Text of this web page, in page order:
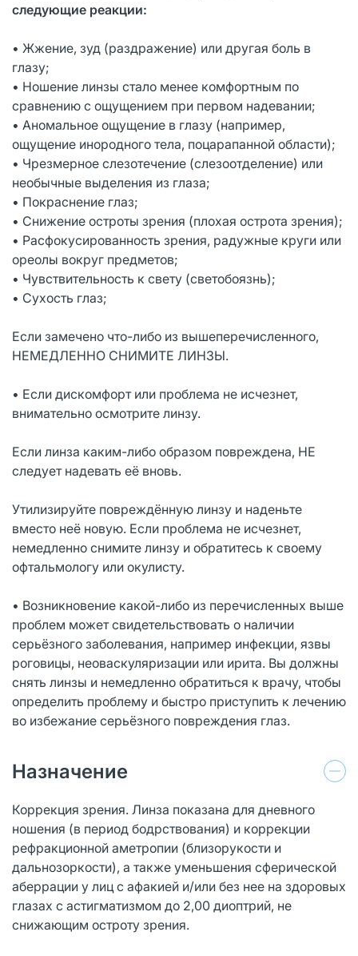
следующие реакции:
• Жжение, зуд (раздражение) или другая боль в
глазу;
• Ношение линзы стало менее комфортным по
сравнению с ощущением при первом надевании;
• Аномальное ощущение в глазу (например,
ощущение инородного тела, поцарапанной области);
• Чрезмерное слезотечение (слезоотделение) или
необычные выделения из глаза;
• Покраснение глаз;
• Снижение остроты зрения (плохая острота зрения);
• Расфокусированность зрения, радужные круги или
ореолы вокруг предметов;
• Чувствительность к свету (светобоязнь);
• Сухость глаз;
Если замечено что-либо из вышеперечисленного,
НЕМЕДЛЕННО СНИМИТЕ ЛИНЗЫ.
• Если дискомфорт или проблема не исчезнет,
внимательно осмотрите линзу.
Если линза каким-либо образом повреждена, НЕ
следует надевать её вновь.
Утилизируйте повреждённую линзу и наденьте
вместо неё новую. Если проблема не исчезнет,
немедленно снимите линзу и обратитесь к своему
офтальмологу или окулисту.
• Возникновение какой-либо из перечисленных выше
проблем может свидетельствовать о наличии
серьёзного заболевания, например инфекции, язвы
роговицы, неоваскуляризации или ирита. Вы должны
снять линзы и немедленно обратиться к врачу, чтобы
определить проблему и быстро приступить к лечению
во избежание серьёзного повреждения глаз.
Назначение
Коррекция зрения. Линза показана для дневного
ношения (в период бодрствования) и коррекции
рефракционной аметропии (близорукости и
дальнозоркости), а также уменьшения сферической
аберрации у лиц с афакией и/или без нее на здоровых
глазах с астигматизмом до 2,00 диоптрий, не
снижающим остроту зрения.